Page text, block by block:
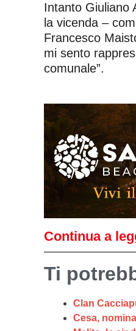
Intanto Giuliano
la vicenda –
Francesco
mi sento
comunale”.
Continua a
Ti
Clan
Cesa,